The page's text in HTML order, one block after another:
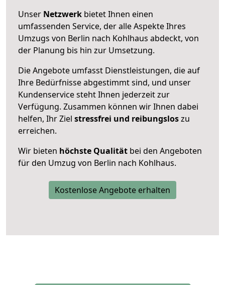
Unser Netzwerk bietet Ihnen einen
umfassenden Service, der alle Aspekte Ihres
Umzugs von Berlin nach Kohlhaus abdeckt, von
der Planung bis hin zur Umsetzung.
Die Angebote umfasst Dienstleistungen, die auf
Ihre Bedürfnisse abgestimmt sind, und unser
Kundenservice steht Ihnen jederzeit zur
Verfügung. Zusammen können wir Ihnen dabei
helfen, Ihr Ziel stressfrei und reibungsloszu
erreichen.
Wir bieten höchste Qualität bei den Angeboten
für den Umzug von Berlin nach Kohlhaus.
Kostenlose Angebote erhalten